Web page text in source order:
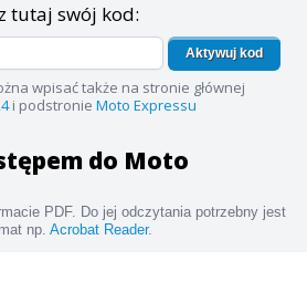
tutaj swój kod:
Aktywuj kod
wpisać także na stronie głównej
i podstronie Moto Expressu
do Moto
PDF. Do jej odczytania potrzebny jest
np. Acrobat Reader.